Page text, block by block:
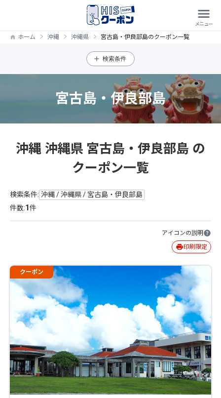
ホーム 沖縄 沖縄県 宮古島・伊良部島のクーポン一覧
検索条件
宮古島・伊良部島
沖縄 沖縄県 宮古島・伊良部島 の
クーポン一覧
検索条件: 沖縄 / 沖縄県 / 宮古島・伊良部島
件数:1件
アイコンの説明
印刷限定
クーポン